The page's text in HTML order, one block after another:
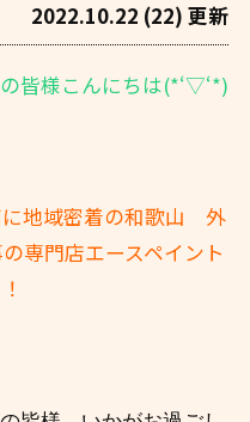
2022.10.22 (22) 更新
の皆様こんにちは(*‘▽‘*)
に地域密着の和歌山 外
専門店エースペイント